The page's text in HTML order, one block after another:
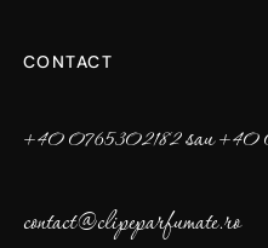
CONTACT
+40 0765302182 sau +40
contact@clipeparfumate.ro